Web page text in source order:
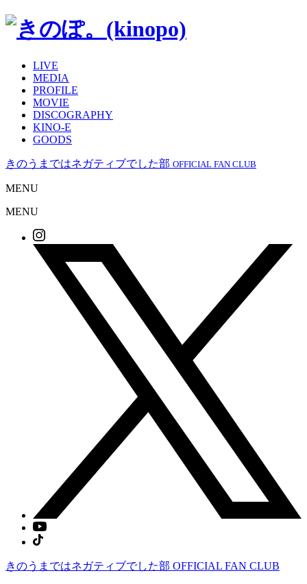
LIVE
MEDIA
PROFILE
MOVIE
DISCOGRAPHY
KINO-E
GOODS
きのうまではネガティブでした部 OFFICIAL FAN CLUB
MENU
MENU
きのうまではネガティブでした部 OFFICIAL FAN CLUB